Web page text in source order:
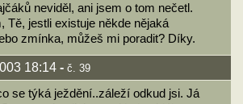
neviděl, ani jsem o tom nečetl.
Tě, jestli existuje někde nějaká
zmínka, můžeš mi poradit? Díky.
18:14 - č. 39
se týká ježdění..záleží odkud jsi. Já